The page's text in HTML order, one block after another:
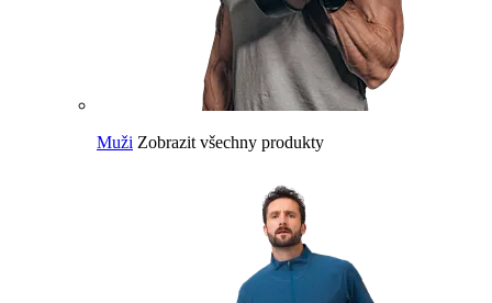
Muži Zobrazit všechny produkty